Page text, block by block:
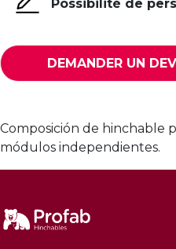
Possibilité de
DEMANDER UN
Composición de hinchable
módulos independientes.